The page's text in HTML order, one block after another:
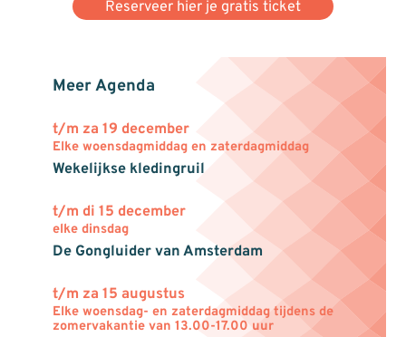
Reserveer hier je gratis ticket
Meer Agenda
t/m za 19 december
Elke woensdagmiddag en zaterdagmiddag
Wekelijkse kledingruil
t/m di 15 december
elke dinsdag
De Gongluider van Amsterdam
t/m za 15 augustus
Elke woensdag- en zaterdagmiddag tijdens de
zomervakantie van 13.00-17.00 uur